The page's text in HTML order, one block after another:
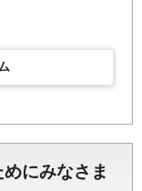
にみなさま